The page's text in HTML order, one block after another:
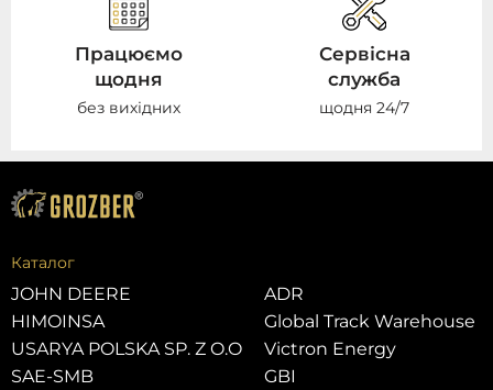
Працюємо
щодня
без вихідних
Сервісна
служба
щодня 24/7
Каталог
JOHN DEERE
HIMOINSA
USARYA POLSKA SP. Z O.O
SAE-SMB
ADR
Global Track Warehouse
Victron Energy
GBI